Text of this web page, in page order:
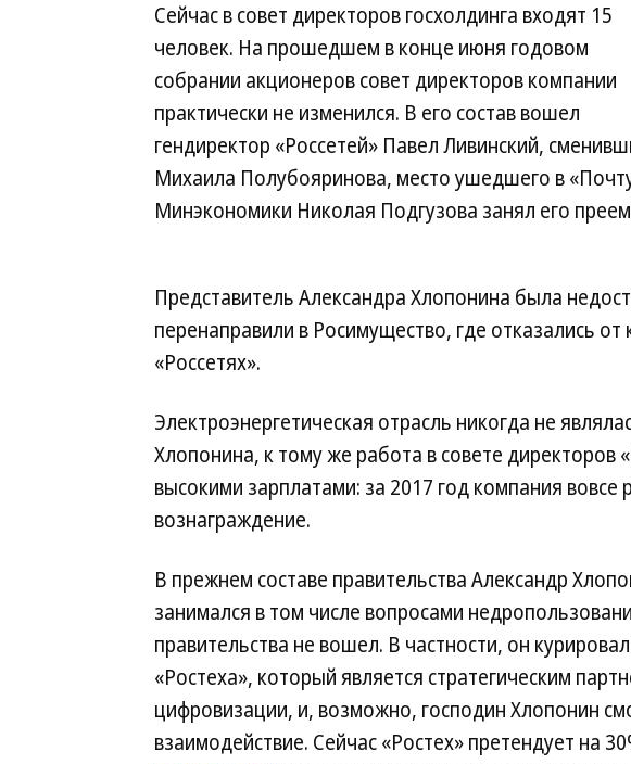
Сейчас в совет директоров госхолдинга входят 15
человек. На прошедшем в конце июня годовом
собрании акционеров совет директоров компании
практически не изменился. В его состав вошел
гендиректор «Россетей» Павел Ливинский,
Михаила Полубояринова, место ушедшего в
Минэкономики Николая Подгузова занял его
Представитель Александра Хлопонина была
перенаправили в Росимущество, где отказались от
«Россетях».
Электроэнергетическая отрасль никогда не
Хлопонина, к тому же работа в совете директоров
высокими зарплатами: за 2017 год компания вовсе
вознаграждение.
В прежнем составе правительства Александр
занимался в том числе вопросами
правительства не вошел. В частности, он
«Ростеха», который является стратегическим
цифровизации, и, возможно, господин Хлопонин
взаимодействие. Сейчас «Ростех» претендует на